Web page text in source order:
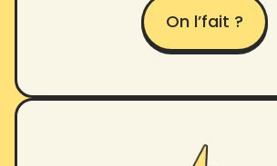
On l’fait ?